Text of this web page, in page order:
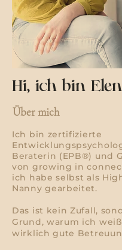
Hi, ich bin
Über mich
Ich bin zertifizierte
Beraterin (EPB®) und
von growing in
ich habe selbst als
Nanny gearbeitet.
Das ist kein Zufall,
Grund, warum ich
wirklich gute